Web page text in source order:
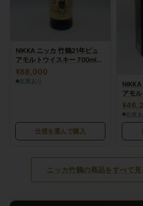
NIKKA ニッカ 竹鶴21年ピュ
アモルトウイスキー 700ml
43%
¥88,000
在庫あり
仕様を選んで購入
アモ
在庫あ
ニッカ竹鶴の商品をすべて見